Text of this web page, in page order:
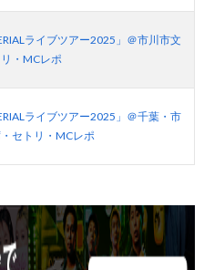
ライブツアー2025」＠市川市文
・MCレポ
ライブツアー2025」＠千葉・市
セトリ・MCレポ